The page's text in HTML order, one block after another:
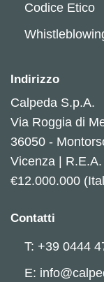
Codice Etico
Indirizzo
Calpeda S.p.A.
Via Roggia di
36050 -
Vicenza |
€12.000.000
Contatti
T: +39 0444
E: